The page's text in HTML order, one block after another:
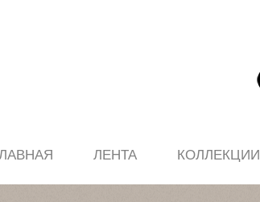
ЛЕНТА КОЛЛЕКЦИИ